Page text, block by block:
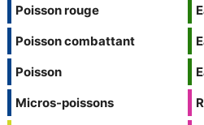
Poisson rouge
Poisson combattant
Poisson
Micros-poissons